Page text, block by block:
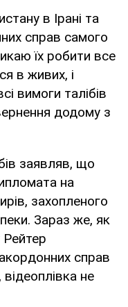
в Ірані та
справ самого
їх робити все
в живих, і
вимоги талібів
додому з
заявляв, що
на
захопленого
Зараз же, як
Рейтер
справ
не